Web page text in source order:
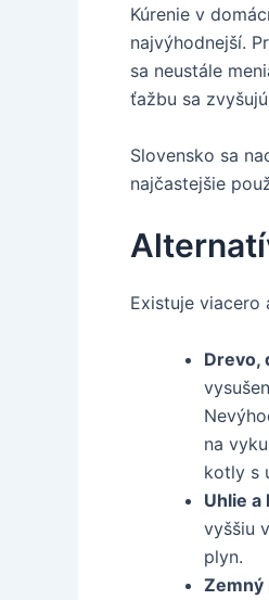
Kúrenie v
najvýhodnejší.
sa neustále
ťažbu sa
Slovensko sa
najčastejšie
Existuje
Drevo,
na
kotly s
Uhlie a
vyššiu
plyn.
Zemný